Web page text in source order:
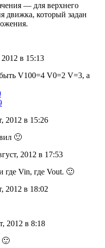
— для верхнего
движка, который задан
в 15:13
V100=4 V0=2 V=3, а
2012 в 15:26
🙂
2012 в 17:53
где Vin, где Vout. 🙂
2012 в 18:02
2012 в 8:18
🙂